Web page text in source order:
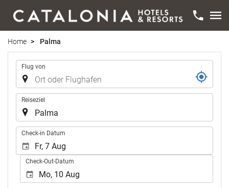
Home Palma
Strecke
Flug von
Reiseziel
Check-in Datum
Check-Out-Datum